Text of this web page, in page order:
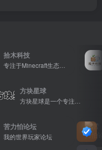
拾木科技
专注于Minecraft生态建设
方块星球
方块星球是一个专注于我的世界的中文论坛，提供丰富的资源分享、玩家交流和创意展示，包括地图、皮肤、数据包等内容，打造Minecraft玩家的专属社区乐园！
苦力怕论坛
我的世界玩家论坛